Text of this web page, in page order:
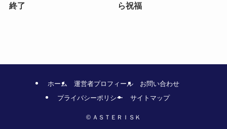
終了
ら祝福
ホーム 運営者プロフィール
お問い合わせ
プライバシーポリシー
サイトマップ
© ＡＳＴＥＲＩＳＫ